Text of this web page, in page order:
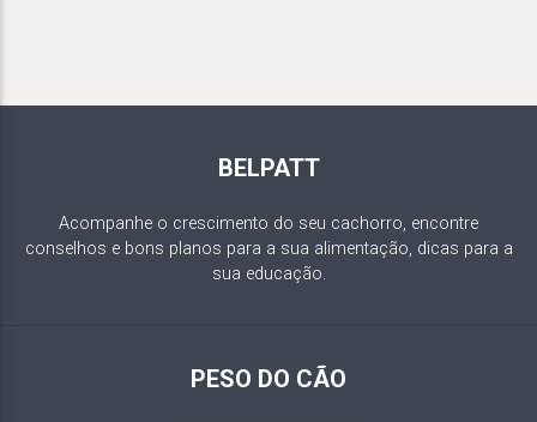
BELPATT
Acompanhe o crescimento do seu cachorro, encontre
conselhos e bons planos para a sua alimentação, dicas para a
sua educação.
PESO DO CÃO